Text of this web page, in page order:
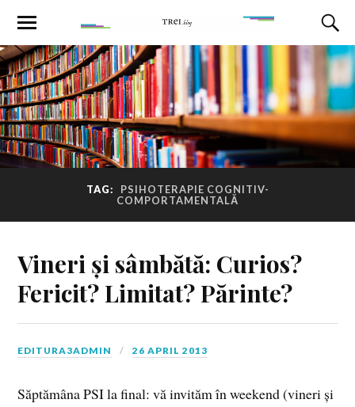
TAG:
PSIHOTERAPIE COGNITIV-
COMPORTAMENTALĂ
Vineri și sâmbătă: Curios?
Fericit? Limitat? Părinte?
EDITURA3ADMIN 26 APRIL 2013
Săptămâna PSI la final: vă invităm în weekend (vineri și